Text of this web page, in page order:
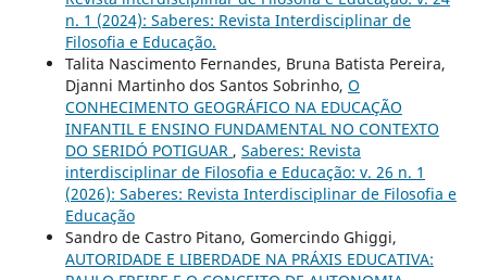
n. 1 (2024): Saberes: Revista Interdisciplinar de
Filosofia e Educação.
Talita Nascimento Fernandes, Bruna Batista Pereira,
Djanni Martinho dos Santos Sobrinho, O
CONHECIMENTO GEOGRÁFICO NA EDUCAÇÃO
INFANTIL E ENSINO FUNDAMENTAL NO CONTEXTO
DO SERIDÓ POTIGUAR , Saberes: Revista
interdisciplinar de Filosofia e Educação: v. 26 n. 1
(2026): Saberes: Revista Interdisciplinar de Filosofia e
Educação
Sandro de Castro Pitano, Gomercindo Ghiggi,
AUTORIDADE E LIBERDADE NA PRÁXIS EDUCATIVA: